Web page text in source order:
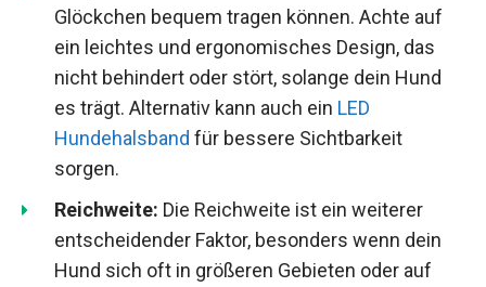
Glöckchen bequem tragen können. Achte auf
ein leichtes und ergonomisches Design, das
nicht behindert oder stört, solange dein Hund
es trägt. Alternativ kann auch ein LED
Hundehalsband für bessere Sichtbarkeit
sorgen.
Reichweite: Die Reichweite ist ein weiterer
entscheidender Faktor, besonders wenn dein
Hund sich oft in größeren Gebieten oder auf